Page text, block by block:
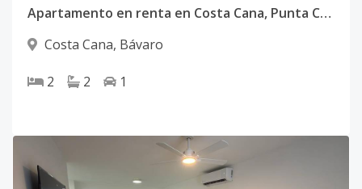
Apartamento en renta en Costa Cana, Punta Cana.
Costa Cana, Bávaro
2 2 1